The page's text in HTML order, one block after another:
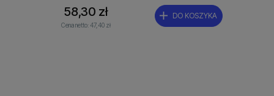
58,30 zł
Cena netto:47,40 zł
DO KOSZYKA